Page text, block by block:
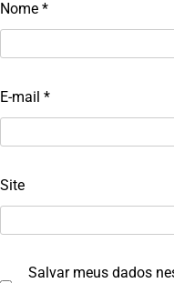
Nome *
E-mail *
Site
Salvar meus dados